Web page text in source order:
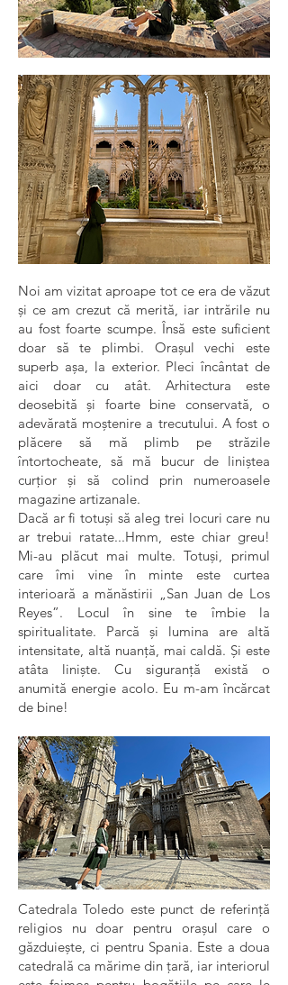
Noi am vizitat aproape tot ce era de văzut
și ce am crezut că merită, iar intrările nu
au fost foarte scumpe. Însă este suficient
doar să te plimbi. Orașul vechi este
superb așa, la exterior. Pleci încântat de
aici doar cu atât. Arhitectura este
deosebită și foarte bine conservată, o
adevărată moștenire a trecutului. A fost o
plăcere să mă plimb pe străzile
întortocheate, să mă bucur de liniștea
curțior și să colind prin numeroasele
magazine artizanale.
Dacă ar fi totuși să aleg trei locuri care nu
ar trebui ratate...Hmm, este chiar greu!
Mi-au plăcut mai multe. Totuși, primul
care îmi vine în minte este curtea
interioară a mănăstirii „San Juan de Los
Reyes”. Locul în sine te îmbie la
spiritualitate. Parcă și lumina are altă
intensitate, altă nuanță, mai caldă. Și este
atâta liniște. Cu siguranță există o
anumită energie acolo. Eu m-am încărcat
de bine!
Catedrala Toledo este punct de referință
religios nu doar pentru orașul care o
găzduiește, ci pentru Spania. Este a doua
catedrală ca mărime din țară, iar interiorul